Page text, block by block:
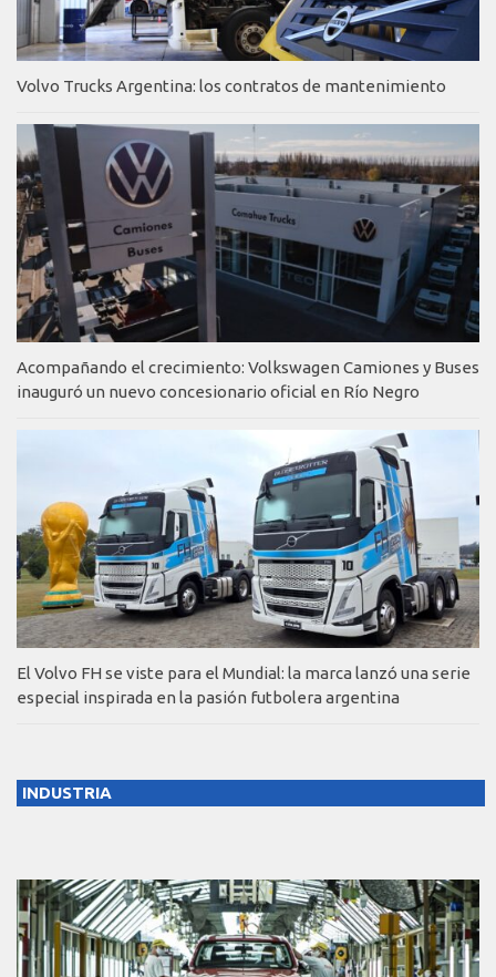
Volvo Trucks Argentina: los contratos de mantenimiento
Acompañando el crecimiento: Volkswagen Camiones y Buses
inauguró un nuevo concesionario oficial en Río Negro
El Volvo FH se viste para el Mundial: la marca lanzó una serie
especial inspirada en la pasión futbolera argentina
INDUSTRIA